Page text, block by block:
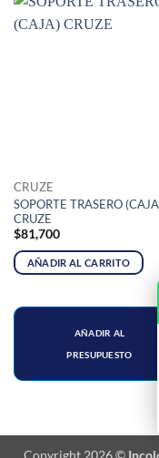
CRUZE
SOPORTE TRASERO
CRUZE
$81,700
AÑADIR AL CARRITO
AÑADIR AL
PRESUPUESTO
Copyright 2026 ©